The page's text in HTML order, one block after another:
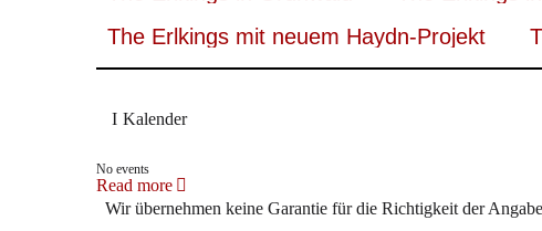
The Erlkings mit neuem Haydn-Projekt
Kalender
No events
Read more
Wir übernehmen keine Garantie für die Richtigkeit der